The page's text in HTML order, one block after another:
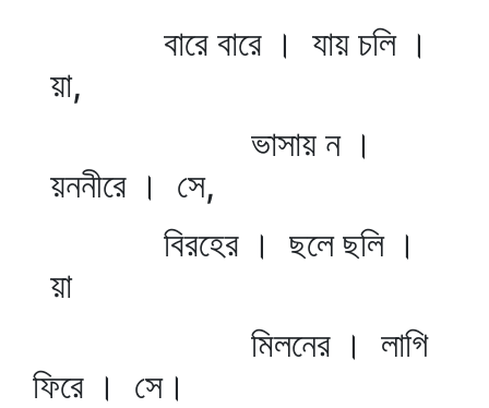
বারে বারে । যায় চলি ।
য়া,
ভাসায় ন ।
য়ননীরে । সে,
বিরহের । ছলে ছলি ।
য়া
মিলনের । লাগি
ফিরে । সে।